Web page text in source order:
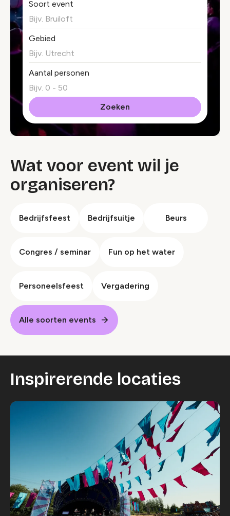
Soort event
Gebied
Aantal personen
Wat voor event wil je
organiseren?
Bedrijfsfeest Bedrijfsuitje Beurs
Congres / seminar Fun op het water
Personeelsfeest Vergadering
Alle soorten events
Inspirerende locaties